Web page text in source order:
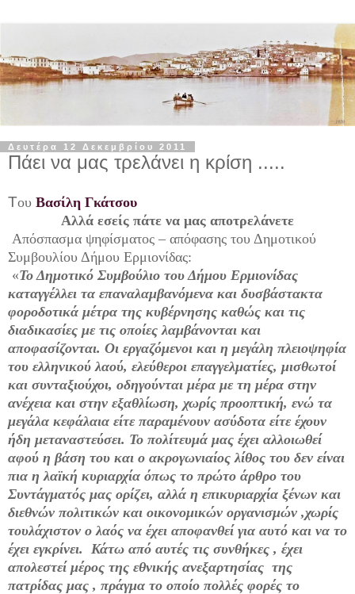
Δευτέρα 12 Δεκεμβρίου 2011
Πάει να μας τρελάνει η κρίση .....
Του Βασίλη Γκάτσου
Αλλά εσείς πάτε να μας αποτρελάνετε
Απόσπασμα ψηφίσματος – απόφασης του Δημοτικού
Συμβουλίου Δήμου Ερμιονίδας:
«Το Δημοτικό Συμβούλιο του Δήμου Ερμιονίδας
καταγγέλλει τα επαναλαμβανόμενα και δυσβάστακτα
φοροδοτικά μέτρα της κυβέρνησης καθώς και τις
διαδικασίες με τις οποίες λαμβάνονται και
αποφασίζονται. Οι εργαζόμενοι και η μεγάλη πλειοψηφία
του ελληνικού λαού, ελεύθεροι επαγγελματίες, μισθωτοί
και συνταξιούχοι, οδηγούνται μέρα με τη μέρα στην
ανέχεια και στην εξαθλίωση, χωρίς προοπτική, ενώ τα
μεγάλα κεφάλαια είτε παραμένουν ασύδοτα είτε έχουν
ήδη μεταναστεύσει. Το πολίτευμά μας έχει αλλοιωθεί
αφού η βάση του και ο ακρογωνιαίος λίθος του δεν είναι
πια η λαϊκή κυριαρχία όπως το πρώτο άρθρο του
Συντάγματός μας ορίζει, αλλά η επικυριαρχία ξένων και
διεθνών πολιτικών και οικονομικών οργανισμών ,χωρίς
τουλάχιστον ο λαός να έχει αποφανθεί για αυτό και να το
έχει εγκρίνει. Κάτω από αυτές τις συνθήκες , έχει
απολεστεί μέρος της εθνικής ανεξαρτησίας της
πατρίδας μας , πράγμα το οποίο πολλές φορές το